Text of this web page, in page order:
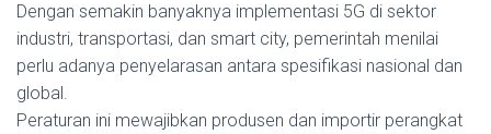
Dengan semakin banyaknya implementasi 5G di sektor
industri, transportasi, dan smart city, pemerintah menilai
perlu adanya penyelarasan antara spesifikasi nasional dan
global.
Peraturan ini mewajibkan produsen dan importir perangkat